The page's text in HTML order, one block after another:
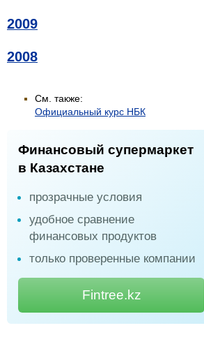
2009
2008
См. также:
Официальный курс НБК
Финансовый супермаркет
в Казахстане
прозрачные условия
удобное сравнение
финансовых продуктов
только проверенные компании
Fintree.kz